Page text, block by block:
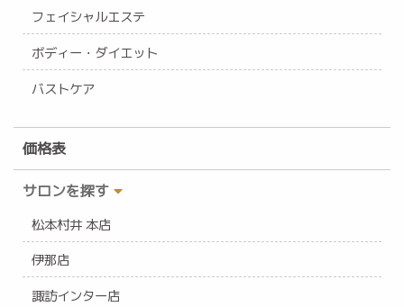
フェイシャルエステ
ボディー・ダイエット
バストケア
価格表
サロンを探す
松本村井 本店
伊那店
諏訪インター店